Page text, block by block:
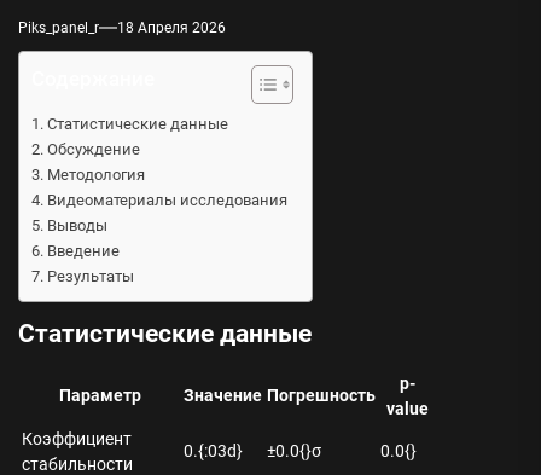
Piks_panel_r 18 Апреля 2026
Статистические данные
Обсуждение
Методология
Видеоматериалы исследования
Выводы
Введение
Результаты
Статистические данные
Параметр Значение Погрешность
p-
value
Коэффициент
стабильности
0.{:03d} ±0.0{}σ 0.0{}